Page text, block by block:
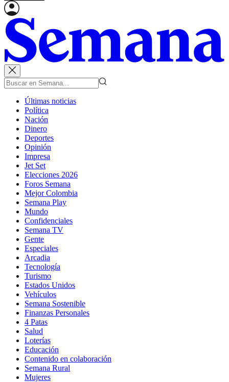
Últimas noticias
Política
Nación
Dinero
Deportes
Opinión
Impresa
Jet Set
Elecciones 2026
Foros Semana
Mejor Colombia
Semana Play
Mundo
Confidenciales
Semana TV
Gente
Especiales
Arcadia
Tecnología
Turismo
Estados Unidos
Vehículos
Semana Sostenible
Finanzas Personales
4 Patas
Salud
Loterías
Educación
Contenido en colaboración
Semana Rural
Mujeres